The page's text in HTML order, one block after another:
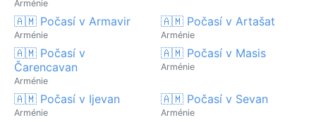
Arménie
🇦🇲 Počasí v Armavir
Arménie
🇦🇲 Počasí v Artašat
Arménie
🇦🇲 Počasí v
Čarencavan
Arménie
🇦🇲 Počasí v Masis
Arménie
🇦🇲 Počasí v Ijevan
Arménie
🇦🇲 Počasí v Sevan
Arménie